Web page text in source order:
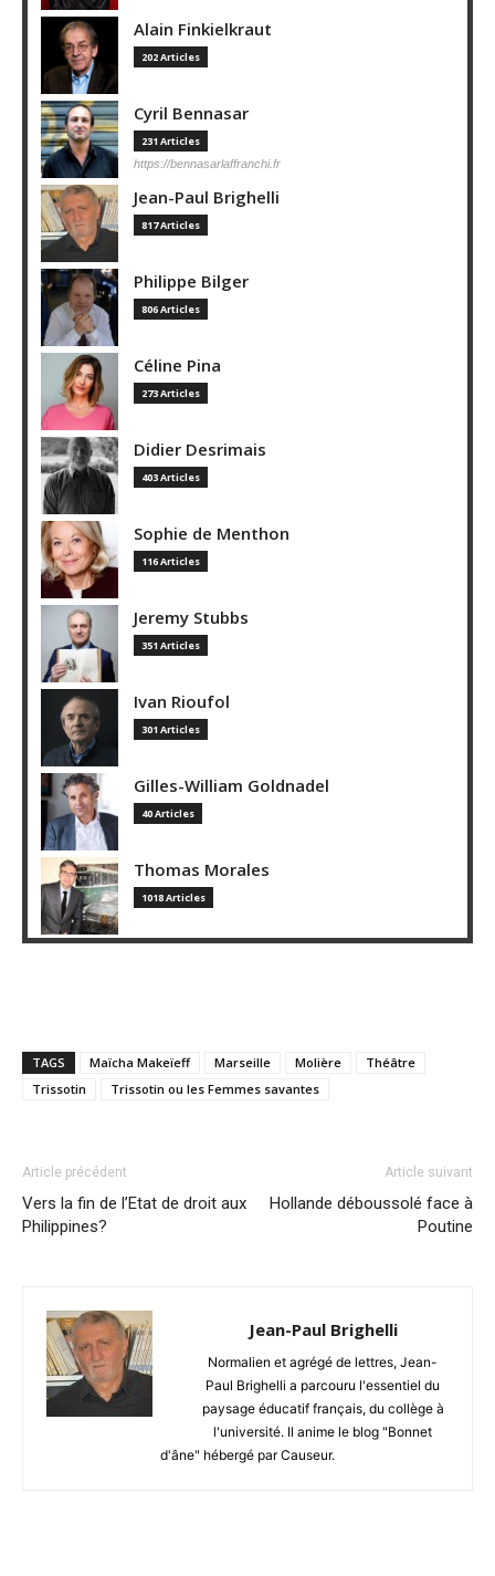
Alain Finkielkraut
202 Articles
Cyril Bennasar
231 Articles
https://bennasarlaffranchi.fr
Jean-Paul Brighelli
817 Articles
Philippe Bilger
806 Articles
Céline Pina
273 Articles
Didier Desrimais
403 Articles
Sophie de Menthon
116 Articles
Jeremy Stubbs
351 Articles
Ivan Rioufol
301 Articles
Gilles-William Goldnadel
40 Articles
Thomas Morales
1018 Articles
TAGS Maïcha Makeïeff Marseille Molière
Théâtre
Trissotin
Trissotin ou les Femmes savantes
Article précédent
Vers la fin de l’Etat de droit aux
Philippines?
Article suivant
Hollande déboussolé face à
Poutine
Jean-Paul Brighelli
Normalien et agrégé de lettres, Jean-
Paul Brighelli a parcouru l'essentiel du
paysage éducatif français, du collège à
l'université. Il anime le blog "Bonnet
d'âne" hébergé par Causeur.